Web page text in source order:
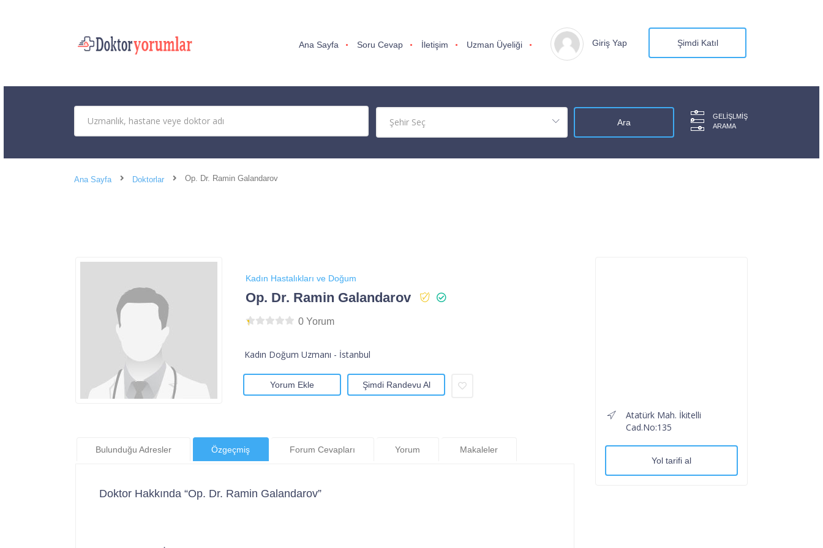
Ana Sayfa Soru Cevap İletişim Uzman Üyeliği Giriş Yap Şimdi Katıl
GELIŞLMIŞ
ARAMA
Ana Sayfa Doktorlar Op. Dr. Ramin Galandarov
Kadın Hastalıkları ve Doğum
Op. Dr. Ramin Galandarov
0 Yorum
Kadın Doğum Uzmanı - İstanbul
Yorum Ekle Şimdi Randevu Al
Bulunduğu Adresler Özgeçmiş Forum Cevapları Yorum Makaleler
Doktor Hakkında “Op. Dr. Ramin Galandarov”
Atatürk Mah. İkitelli
Cad.No:135
Yol tarifi al